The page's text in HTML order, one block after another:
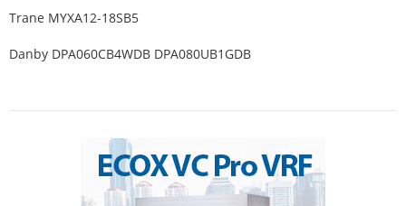
Trane MYXA12-18SB5
Danby DPA060CB4WDB DPA080UB1GDB